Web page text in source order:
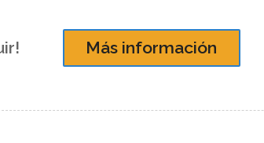
Más información